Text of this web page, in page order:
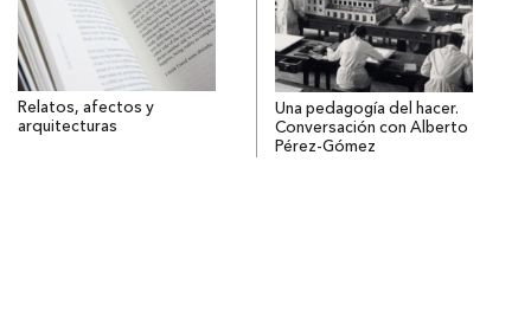
Relatos, afectos y
arquitecturas
Una pedagogía del hacer.
Conversación con Alberto
Pérez-Gómez